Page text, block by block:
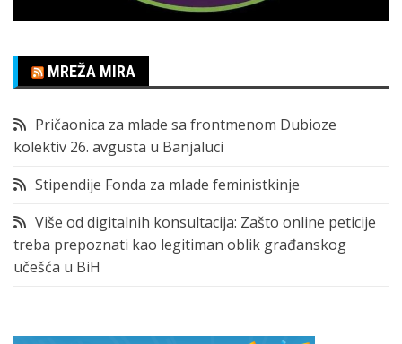
MREŽA MIRA
Pričaonica za mlade sa frontmenom Dubioze
kolektiv 26. avgusta u Banjaluci
Stipendije Fonda za mlade feministkinje
Više od digitalnih konsultacija: Zašto online peticije
treba prepoznati kao legitiman oblik građanskog
učešća u BiH